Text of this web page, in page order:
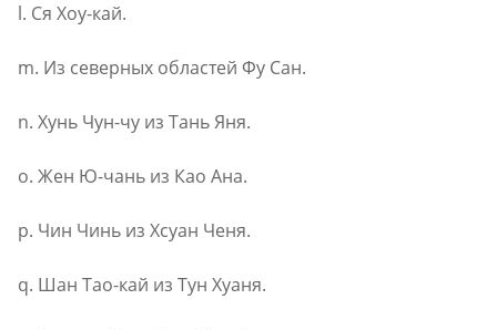
l. Ся Хоу-кай.
m. Из северных областей Фу Сан.
n. Хунь Чун-чу из Тань Яня.
o. Жен Ю-чань из Као Ана.
p. Чин Чинь из Хсуан Ченя.
q. Шан Тао-кай из Тун Хуаня.